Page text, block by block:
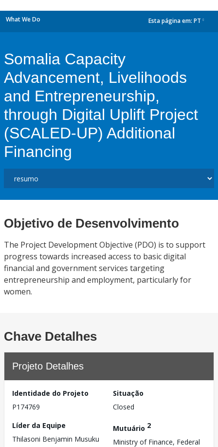
What We Do Esta página em: PT
Somalia Capacity
Advancement, Livelihoods
and Entrepreneurship,
through Digital Uplift Project
(SCALED-UP) Additional
Financing
Objetivo de Desenvolvimento
The Project Development Objective (PDO) is to support
progress towards increased access to basic digital
financial and government services targeting
entrepreneurship and employment, particularly for
women.
Chave Detalhes
Projeto Detalhes
Identidade do Projeto
P174769
Situação
Closed
Líder da Equipe
Thilasoni Benjamin Musuku
Mutuário 2
Ministry of Finance, Federal